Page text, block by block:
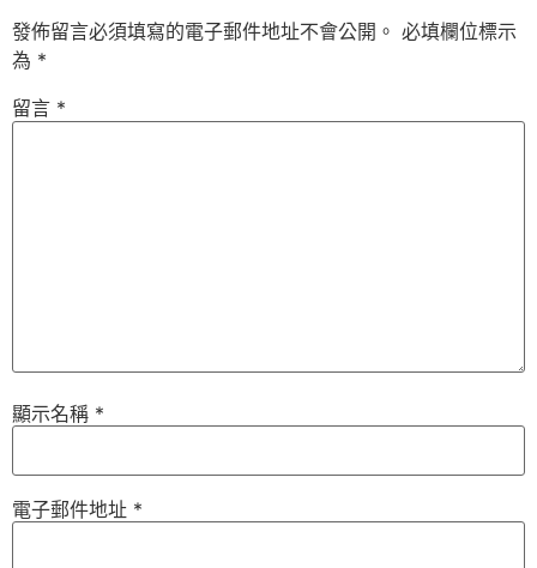
發佈留言必須填寫的電子郵件地址不會公開。 必填欄位標示
為 *
留言 *
顯示名稱 *
電子郵件地址 *